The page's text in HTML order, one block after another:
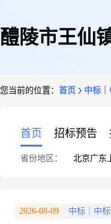
醴陵市王仙
您当前的位置： 首页 中标｜
首页 招标预告
省份地区： 北京广东
2026-08-09 中标｜中